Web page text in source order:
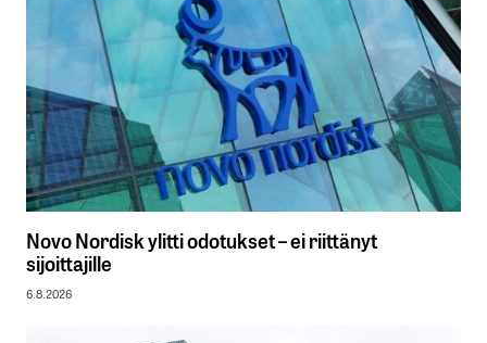
Novo Nordisk ylitti odotukset – ei riittänyt
sijoittajille
6.8.2026